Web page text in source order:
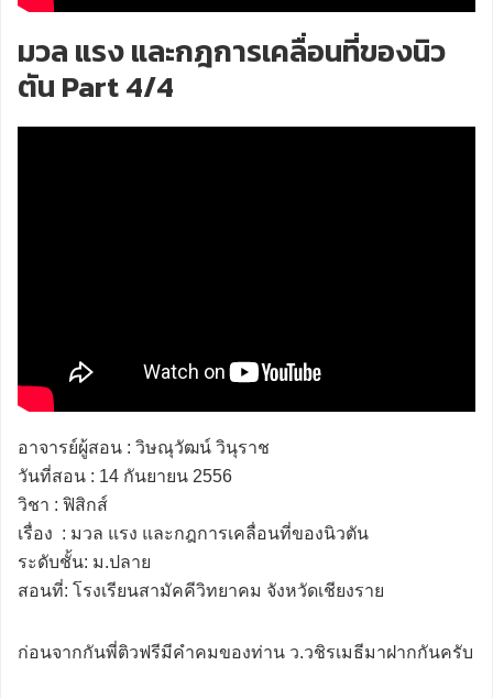
มวล แรง และกฎการเคลื่อนที่ของนิว
ตัน Part 4/4
อาจารย์ผู้สอน : วิษณุวัฒน์ วินุราช
วันที่สอน : 14 กันยายน 2556
วิชา : ฟิสิกส์
เรื่อง : มวล แรง และกฎการเคลื่อนที่ของนิวตัน
ระดับชั้น: ม.ปลาย
สอนที่: โรงเรียนสามัคคีวิทยาคม จังหวัดเชียงราย
ก่อนจากกันพี่ติวฟรีมีคำคมของท่าน ว.วชิรเมธีมาฝากกันครับ